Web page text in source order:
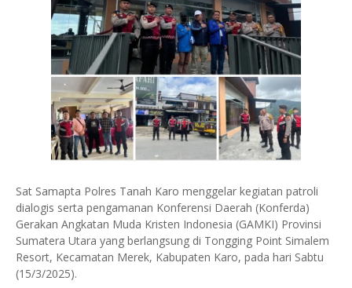
Sat Samapta Polres Tanah Karo menggelar kegiatan patroli
dialogis serta pengamanan Konferensi Daerah (Konferda)
Gerakan Angkatan Muda Kristen Indonesia (GAMKI) Provinsi
Sumatera Utara yang berlangsung di Tongging Point Simalem
Resort, Kecamatan Merek, Kabupaten Karo, pada hari Sabtu
(15/3/2025).